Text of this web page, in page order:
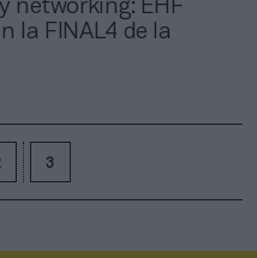
networking: EHF
la FINAL4 de la
3